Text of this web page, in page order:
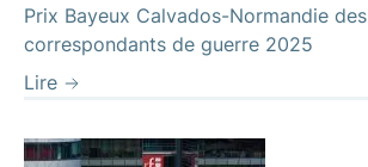
Prix Bayeux Calvados-Normandie des
correspondants de guerre 2025
Lire